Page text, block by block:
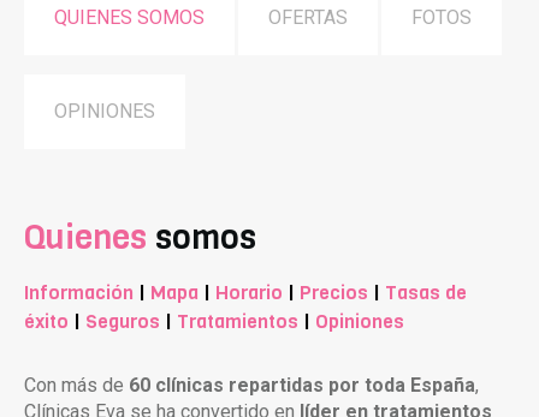
QUIENES SOMOS OFERTAS FOTOS
OPINIONES
Quienes somos
Información | Mapa | Horario | Precios | Tasas de
éxito | Seguros | Tratamientos | Opiniones
Con más de 60 clínicas repartidas por toda España,
Clínicas Eva se ha convertido en líder en tratamientos